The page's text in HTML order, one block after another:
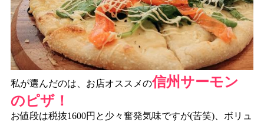
私が選んだのは、お店オススメの信州サーモン
のピザ！
お値段は税抜1600円と少々奮発気味ですが(苦笑)、ボリュ